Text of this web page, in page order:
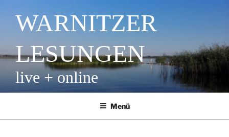
Inhalt
springenWARNITZER
LESUNGEN
live + online
Menü